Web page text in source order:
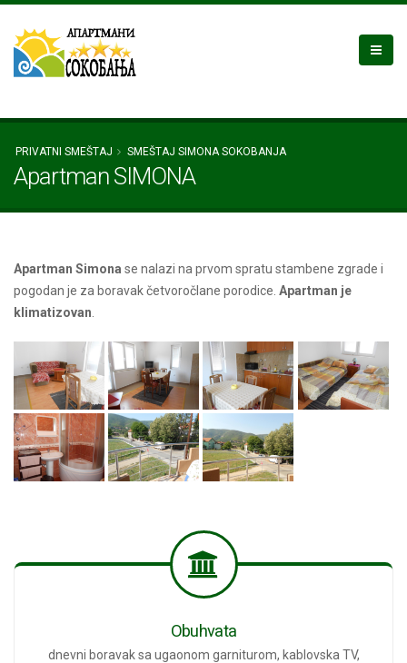
PRIVATNI SMEŠTAJ SMEŠTAJ SIMONA SOKOBANJA
Apartman SIMONA
Apartman Simona se nalazi na prvom spratu stambene zgrade i
pogodan je za boravak četvoročlane porodice. Apartman je
klimatizovan
Obuhvata
dnevni boravak sa ugaonom garniturom, kablovska TV,